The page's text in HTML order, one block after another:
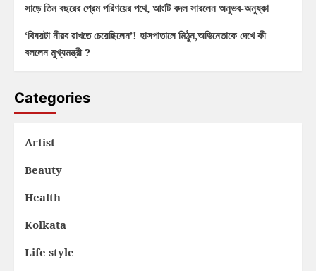
সাড়ে তিন বছরের প্রেম পরিণয়ের পথে, আংটি বদল সারলেন অনুভব-অনুষ্কা
‘বিষয়টা নীরব রাখতে চেয়েছিলেন’! হাসপাতালে মিঠুন,অভিনেতাকে দেখে কী
বললেন মুখ্যমন্ত্রী ?
Categories
Artist
Beauty
Health
Kolkata
Life style